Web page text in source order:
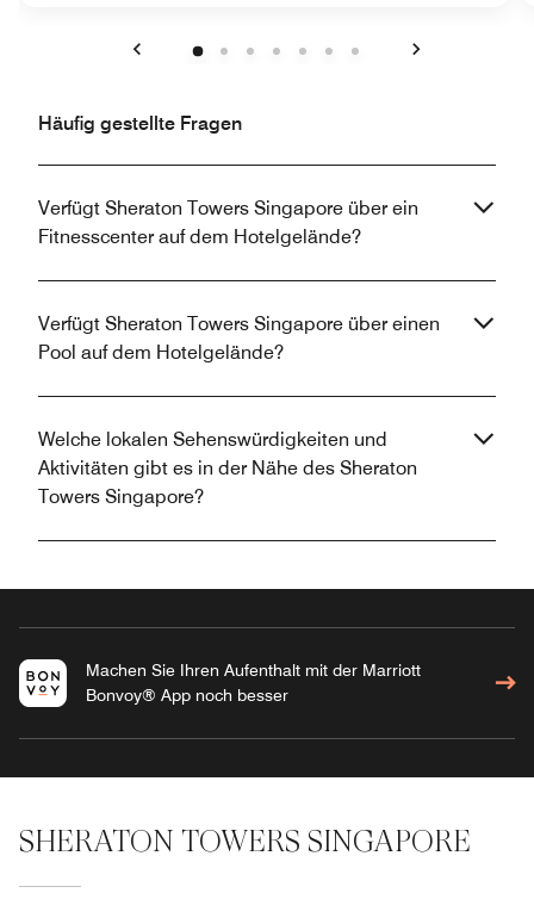
Häufig gestellte Fragen
Verfügt Sheraton Towers Singapore über ein
Fitnesscenter auf dem Hotelgelände?
Verfügt Sheraton Towers Singapore über einen
Pool auf dem Hotelgelände?
Welche lokalen Sehenswürdigkeiten und
Aktivitäten gibt es in der Nähe des Sheraton
Towers Singapore?
Machen Sie Ihren Aufenthalt mit der Marriott
Bonvoy® App noch besser
SHERATON TOWERS SINGAPORE